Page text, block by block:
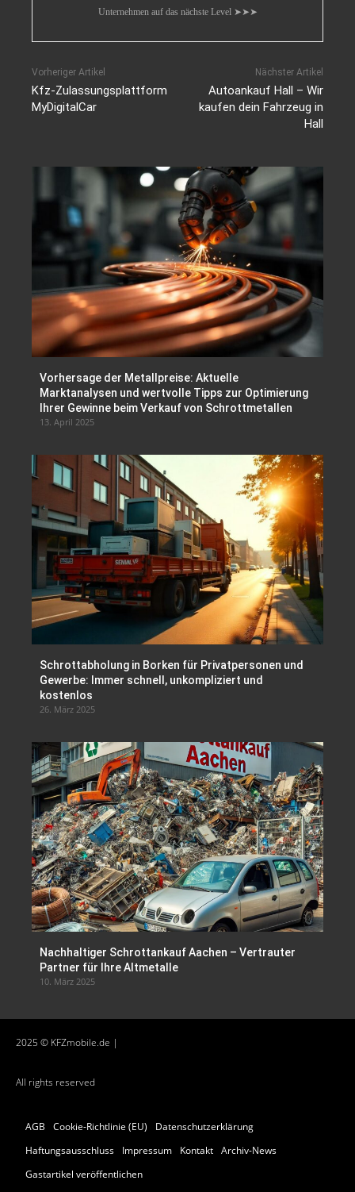
Unternehmen auf das nächste Level ➤➤➤
Vorheriger Artikel
Kfz-Zulassungsplattform
MyDigitalCar
Nächster Artikel
Autoankauf Hall – Wir
kaufen dein Fahrzeug in
Hall
Vorhersage der Metallpreise: Aktuelle
Marktanalysen und wertvolle Tipps zur Optimierung
Ihrer Gewinne beim Verkauf von Schrottmetallen
13. April 2025
Schrottabholung in Borken für Privatpersonen und
Gewerbe: Immer schnell, unkompliziert und
kostenlos
26. März 2025
Nachhaltiger Schrottankauf Aachen – Vertrauter
Partner für Ihre Altmetalle
10. März 2025
2025 © KFZmobile.de |
All rights reserved
AGB Cookie-Richtlinie (EU)
Datenschutzerklärung
Haftungsausschluss
Impressum Kontakt Archiv-News
Gastartikel veröffentlichen